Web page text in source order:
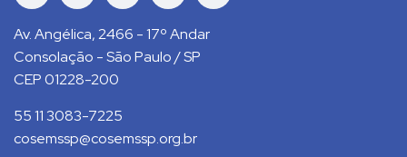
Av. Angélica, 2466 - 17º Andar
Consolação - São Paulo / SP
CEP 01228-200
55 11 3083-7225
cosemssp@cosemssp.org.br